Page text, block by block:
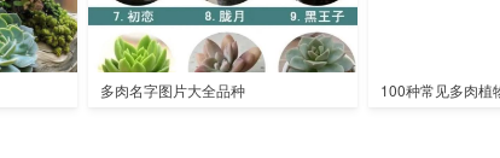
多肉名字图片大全品种 100种常见多肉植